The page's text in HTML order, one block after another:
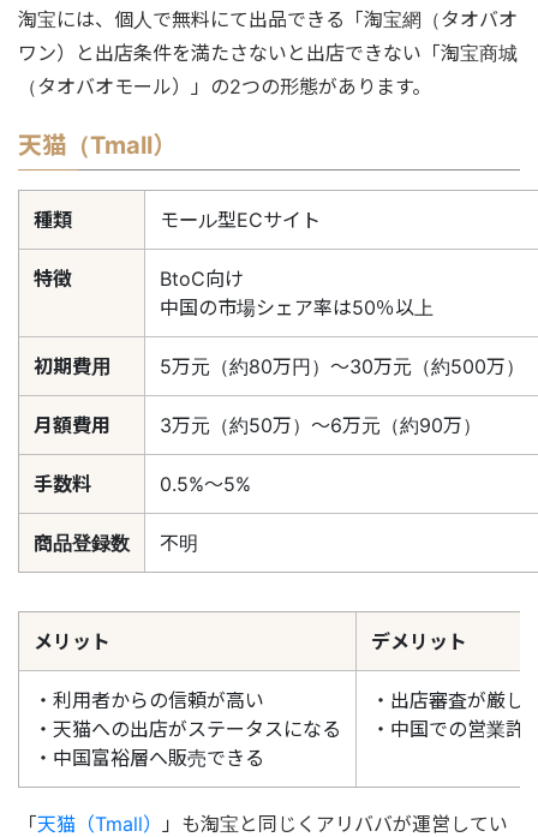
淘宝には、個人で無料にて出品できる「淘宝網（タオバオ
ワン）と出店条件を満たさないと出店できない「淘宝商城
（タオバオモール）」の2つの形態があります。
天猫（Tmall）
種類 モール型ECサイト
特徴
BtoC向け
中国の市場シェア率は50％以上
初期費用 5万元（約80万円）〜30万元（約500万）
月額費用 3万元（約50万）〜6万元（約90万）
手数料 0.5%〜5%
商品登録数 不明
メリット デメリット
・利用者からの信頼が高い
・天猫への出店がステータスになる
・中国富裕層へ販売できる
・出店審査が厳し
・中国での営業許
「天猫（Tmall）
」も淘宝と同じくアリババが運営してい